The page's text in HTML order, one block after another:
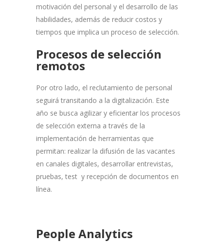
motivación del personal y el desarrollo de las
habilidades, además de reducir costos y
tiempos que implica un proceso de selección.
Procesos de selección
remotos
Por otro lado, el reclutamiento de personal
seguirá transitando a la digitalización. Este
año se busca agilizar y eficientar los procesos
de selección externa a través de la
implementación de herramientas que
permitan: realizar la difusión de las vacantes
en canales digitales, desarrollar entrevistas,
pruebas, test y recepción de documentos en
línea.
People Analytics